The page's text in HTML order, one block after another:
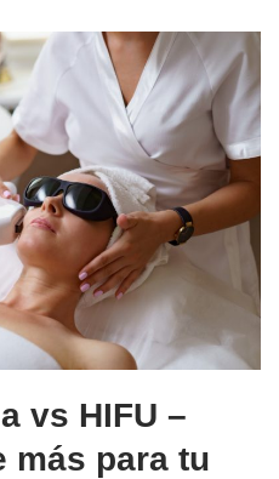
vs HIFU –
más para tu